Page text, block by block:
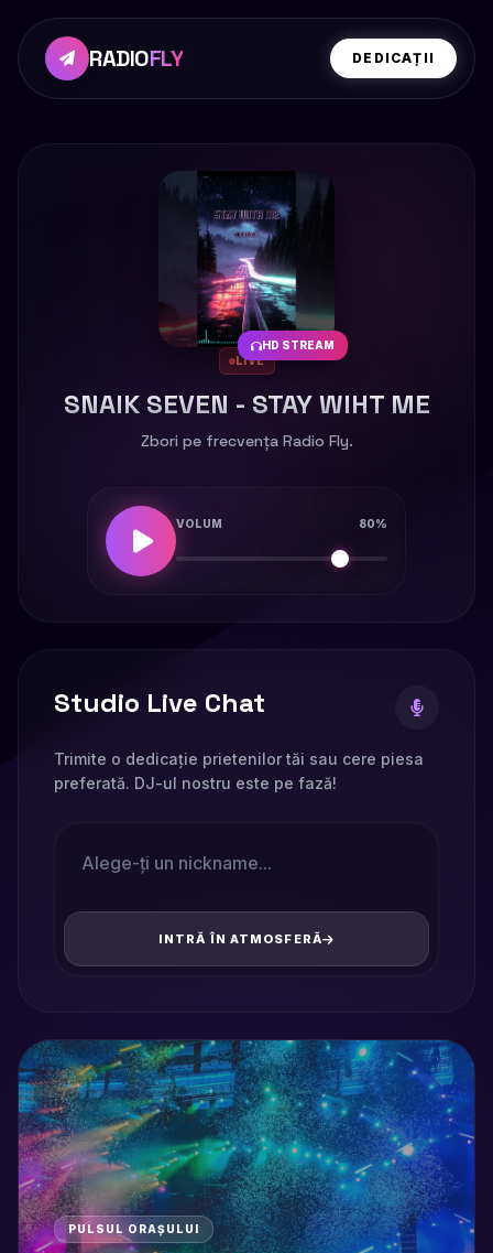
RADIOFLY DEDICAȚII
HD STREAM
LIVE
SNAIK SEVEN - STAY WIHT ME
Zbori pe frecvența Radio Fly.
VOLUM 80%
Studio Live Chat
Trimite o dedicație prietenilor tăi sau cere piesa
preferată. DJ-ul nostru este pe fază!
INTRĂ ÎN ATMOSFERĂ
PULSUL ORAȘULUI